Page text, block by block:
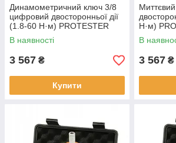
Динамометричний ключ 3/8
цифровий двосторонньої дії
(1.8-60 Н·м) PROTESTER
AWM-60
В наявності
3 567 ₴
Купити
Н·м)
В
3 567 ₴